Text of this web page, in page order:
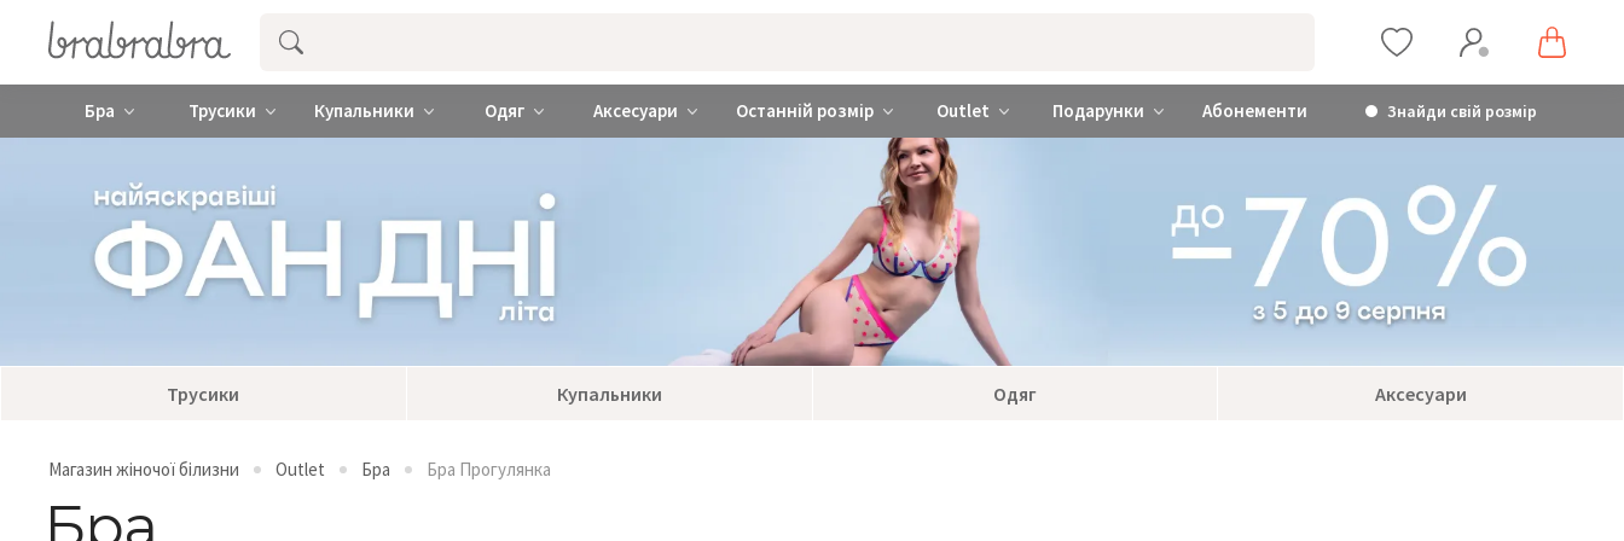
Купити нижню жіночу білизну ❤️ brabrabra ❤️ Київ та Україна
Бра Трусики Купальники Одяг Аксесуари Останній розмір Outlet Подарунки Абонементи Знайди свій розмір
Трусики Купальники Одяг Аксесуари
Магазин жіночої білизни Outlet Бра Бра Прогулянка
Бра